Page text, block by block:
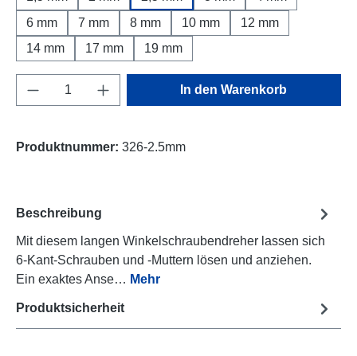
6 mm
7 mm 8 mm 10 mm
12 mm
14 mm
17 mm 19 mm
Produkt Anzahl: Gib den gewünschten
In den Warenkorb
Produktnummer: 326-2.5mm
Beschreibung
Mit diesem langen Winkelschraubendreher lassen sich
6-Kant-Schrauben und -Muttern lösen und anziehen.
Ein exaktes Anse… Mehr
Produktsicherheit